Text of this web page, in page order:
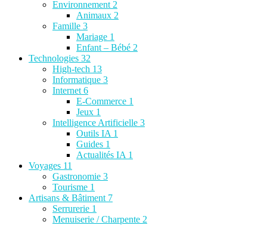
Environnement 2
Animaux 2
Famille 3
Mariage 1
Enfant – Bébé 2
Technologies 32
High-tech 13
Informatique 3
Internet 6
E-Commerce 1
Jeux 1
Intelligence Artificielle 3
Outils IA 1
Guides 1
Actualités IA 1
Voyages 11
Gastronomie 3
Tourisme 1
Artisans & Bâtiment 7
Serrurerie 1
Menuiserie / Charpente 2